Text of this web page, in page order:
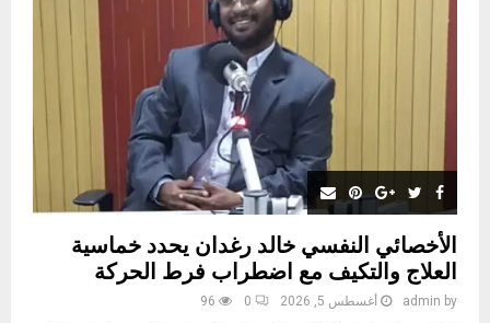
الأخصائي النفسي خالد رغدان يحدد خماسية
العلاج والتكيف مع اضطراب فرط الحركة
by
admin أغسطس 5, 2026 0
96